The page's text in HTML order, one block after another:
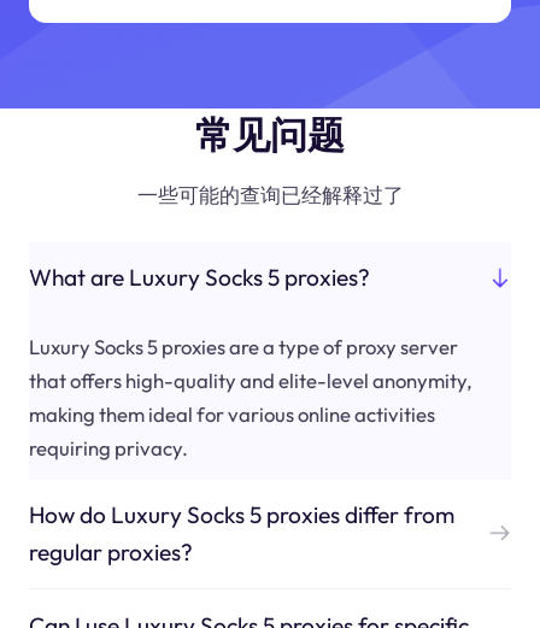
常见问题
一些可能的查询已经解释过了
What are Luxury Socks 5 proxies?
Luxury Socks 5 proxies are a type of proxy server
that offers high-quality and elite-level anonymity,
making them ideal for various online activities
requiring privacy.
How do Luxury Socks 5 proxies differ from
regular proxies?